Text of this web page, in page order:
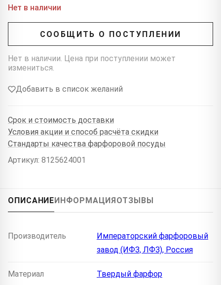
Нет в наличии
СООБЩИТЬ О ПОСТУПЛЕНИИ
Нет в наличии. Цена при поступлении может
измениться.
Добавить в список желаний
Срок и стоимость доставки
Условия акции и способ расчёта скидки
Стандарты качества фарфоровой посуды
Артикул: 8125624001
ОПИСАНИЕ ИНФОРМАЦИЯ ОТЗЫВЫ
Производитель
Императорский фарфоровый
завод (ИФЗ, ЛФЗ), Россия
Материал Твердый фарфор